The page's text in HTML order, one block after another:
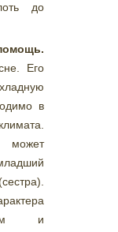
до
Его
в
и